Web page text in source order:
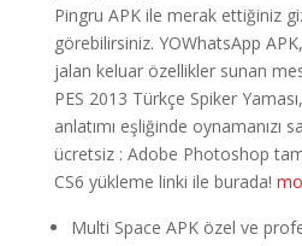
Pingru APK ile merak ettiğiniz
görebilirsiniz. YOWhatsApp
jalan keluar özellikler sunan
PES 2013 Türkçe Spiker
anlatımı eşliğinde oynamanızı
ücretsiz : Adobe Photoshop
CS6 yükleme linki ile burada!
Multi Space APK özel ve